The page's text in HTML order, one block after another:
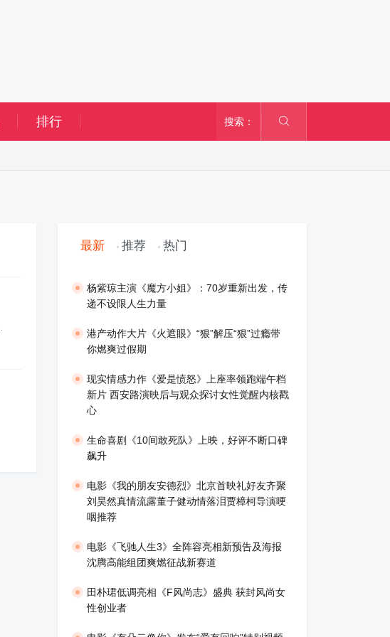
排行 搜索：
最新 推荐 热门
​杨紫琼主演《魔方小姐》：70岁重新出发，传
递不设限人生力量
港产动作大片《火遮眼》“狠”解压“狠”过瘾带
你燃爽过假期
现实情感力作《爱是愤怒》上座率领跑端午档
新片 西安路演映后与观众探讨女性觉醒内核戳
心
生命喜剧《10间敢死队》上映，好评不断口碑
飙升
​电影《我的朋友安德烈》北京首映礼好友齐聚
刘昊然真情流露董子健动情落泪贾樟柯导演哽
咽推荐
电影《飞驰人生3》全阵容亮相新预告及海报
沈腾高能组团爽燃征战新赛道
田朴珺低调亮相《F风尚志》盛典 获封风尚女
性创业者